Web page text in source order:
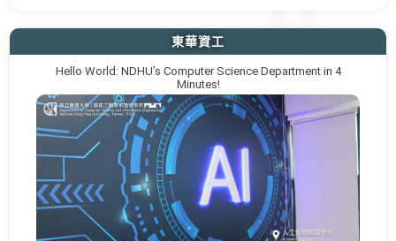
東華資工
Hello World: NDHU’s Computer Science Department in 4
Minutes!